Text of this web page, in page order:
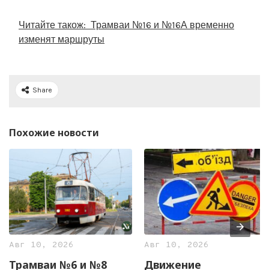
Читайте також: Трамваи №16 и №16А временно
изменят маршруты
Share
Похожие новости
Авг 10, 2026
Трамваи №6 и №8
Авг 10, 2026
Движение